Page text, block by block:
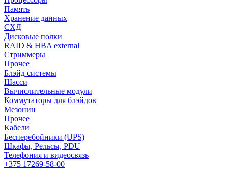
Память
Хранение данных
СХД
Дисковые полки
RAID & HBA external
Стриммеры
Прочее
Блэйд системы
Шасси
Вычислительные модули
Коммутаторы для блэйдов
Мезонин
Прочее
Кабели
Бесперебойники (UPS)
Шкафы, Рельсы, PDU
Телефония и видеосвязь
+375 17269-58-00